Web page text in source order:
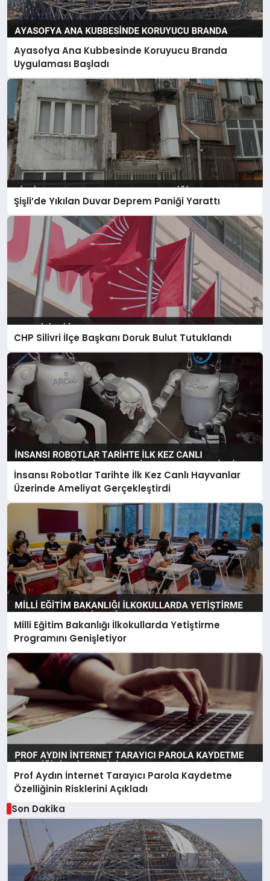
Ayasofya Ana Kubbesinde Koruyucu Branda
Uygulaması Başladı
Şişli’de Yıkılan Duvar Deprem Paniği Yarattı
CHP Silivri İlçe Başkanı Doruk Bulut Tutuklandı
İnsansı Robotlar Tarihte İlk Kez Canlı Hayvanlar
Üzerinde Ameliyat Gerçekleştirdi
Milli Eğitim Bakanlığı İlkokullarda Yetiştirme
Programını Genişletiyor
Prof Aydın İnternet Tarayıcı Parola Kaydetme
Özelliğinin Risklerini Açıkladı
Son Dakika